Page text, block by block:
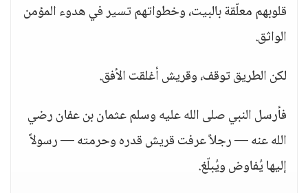
قلوبهم معلّقة بالبيت، وخطواتهم تسير في هدوء المؤمن
الواثق.
لكن الطريق توقف، وقريش أغلقت الأفق.
فأرسل النبي صلى الله عليه وسلم عثمان بن عفان رضي
الله عنه — رجلاً عرفت قريش قدره وحرمته — رسولاً
إليها يُفاوض ويُبلّغ.